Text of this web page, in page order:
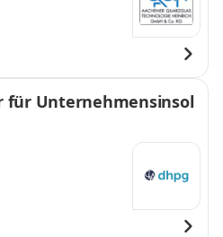
für Unternehmensinsol